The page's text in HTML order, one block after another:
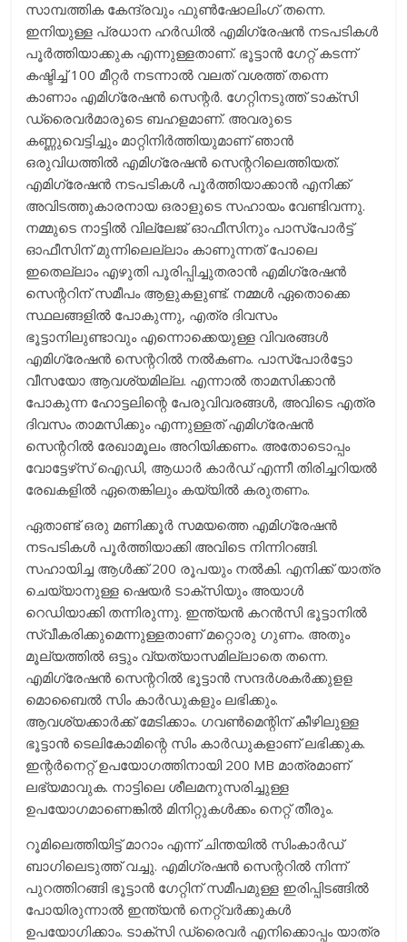
സാമ്പത്തിക കേന്ദ്രവും ഫുണ്‍ഷോലിംഗ് തന്നെ.
ഇനിയുള്ള പ്രധാന ഹര്‍ഡില്‍ എമിഗ്രേഷന്‍ നടപടികള്‍
പൂര്‍ത്തിയാക്കുക എന്നുള്ളതാണ്. ഭൂട്ടാന്‍ ഗേറ്റ് കടന്ന്
കഷ്ടിച്ച് 100 മീറ്റര്‍ നടന്നാല്‍ വലത് വശത്ത് തന്നെ
കാണാം എമിഗ്രേഷന്‍ സെന്റര്‍. ഗേറ്റിനടുത്ത് ടാക്‌സി
ഡ്രൈവര്‍മാരുടെ ബഹളമാണ്. അവരുടെ
കണ്ണുവെട്ടിച്ചും മാറ്റിനിര്‍ത്തിയുമാണ് ഞാന്‍
ഒരുവിധത്തില്‍ എമിഗ്രേഷന്‍ സെന്ററിലെത്തിയത്.
എമിഗ്രേഷന്‍ നടപടികള്‍ പൂര്‍ത്തിയാക്കാന്‍ എനിക്ക്
അവിടത്തുകാരനായ ഒരാളുടെ സഹായം വേണ്ടിവന്നു.
നമ്മുടെ നാട്ടില്‍ വില്ലേജ് ഓഫീസിനും പാസ്‌പോര്‍ട്ട്
ഓഫീസിന് മുന്നിലെല്ലാം കാണുന്നത് പോലെ
ഇതെല്ലാം എഴുതി പൂരിപ്പിച്ചുതരാന്‍ എമിഗ്രേഷന്‍
സെന്ററിന് സമീപം ആളുകളുണ്ട്. നമ്മള്‍ ഏതൊക്കെ
സ്ഥലങ്ങളില്‍ പോകുന്നു, എത്ര ദിവസം
ഭൂട്ടാനിലുണ്ടാവും എന്നൊക്കെയുള്ള വിവരങ്ങള്‍
എമിഗ്രേഷന്‍ സെന്ററില്‍ നല്‍കണം. പാസ്‌പോര്‍ട്ടോ
വീസയോ ആവശ്യമില്ല. എന്നാല്‍ താമസിക്കാന്‍
പോകുന്ന ഹോട്ടലിന്റെ പേരുവിവരങ്ങള്‍, അവിടെ എത്ര
ദിവസം താമസിക്കും എന്നുള്ളത് എമിഗ്രേഷന്‍
സെന്ററില്‍ രേഖാമൂലം അറിയിക്കണം. അതോടൊപ്പം
വോട്ടേഴ്‌സ് ഐഡി, ആധാര്‍ കാര്‍ഡ് എന്നീ തിരിച്ചറിയല്‍
രേഖകളില്‍ ഏതെങ്കിലും കയ്യില്‍ കരുതണം.
ഏതാണ്ട് ഒരു മണിക്കൂര്‍ സമയത്തെ എമിഗ്രേഷന്‍
നടപടികള്‍ പൂര്‍ത്തിയാക്കി അവിടെ നിന്നിറങ്ങി.
സഹായിച്ച ആള്‍ക്ക് 200 രൂപയും നല്‍കി. എനിക്ക് യാത്ര
ചെയ്യാനുള്ള ഷെയര്‍ ടാക്‌സിയും അയാള്‍
റെഡിയാക്കി തന്നിരുന്നു. ഇന്ത്യന്‍ കറന്‍സി ഭൂട്ടാനില്‍
സ്വീകരിക്കുമെന്നുള്ളതാണ് മറ്റൊരു ഗുണം. അതും
മൂല്യത്തില്‍ ഒട്ടും വ്യത്യാസമില്ലാതെ തന്നെ.
എമിഗ്രേഷന്‍ സെന്ററില്‍ ഭൂട്ടാന്‍ സന്ദര്‍ശകര്‍ക്കുളള
മൊബൈല്‍ സിം കാര്‍ഡുകളും ലഭിക്കും.
ആവശ്യക്കാര്‍ക്ക് മേടിക്കാം. ഗവണ്‍മെന്റിന് കീഴിലുള്ള
ഭൂട്ടാന്‍ ടെലികോമിന്റെ സിം കാര്‍ഡുകളാണ് ലഭിക്കുക.
ഇന്റര്‍നെറ്റ് ഉപയോഗത്തിനായി 200 MB മാത്രമാണ്
ലഭ്യമാവുക. നാട്ടിലെ ശീലമനുസരിച്ചുള്ള
ഉപയോഗമാണെങ്കില്‍ മിനിറ്റുകള്‍ക്കം നെറ്റ് തീരും.
റൂമിലെത്തിയിട്ട് മാറാം എന്ന് ചിന്തയില്‍ സിംകാര്‍ഡ്
ബാഗിലെടുത്ത് വച്ചു. എമിഗ്രഷന്‍ സെന്ററില്‍ നിന്ന്
പുറത്തിറങ്ങി ഭൂട്ടാന്‍ ഗേറ്റിന് സമീപമുള്ള ഇരിപ്പിടങ്ങില്‍
പോയിരുന്നാല്‍ ഇന്ത്യന്‍ നെറ്റ്‌വര്‍ക്കുകള്‍
ഉപയോഗിക്കാം. ടാക്‌സി ഡ്രൈവര്‍ എനിക്കൊപ്പം യാത്ര